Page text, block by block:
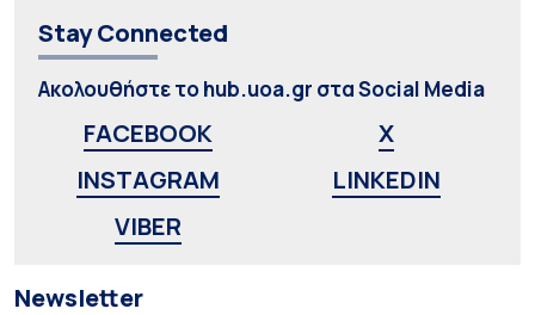
Stay Connected
Ακολουθήστε το hub.uoa.gr στα Social Media
FACEBOOK
X
INSTAGRAM
LINKEDIN
VIBER
Newsletter